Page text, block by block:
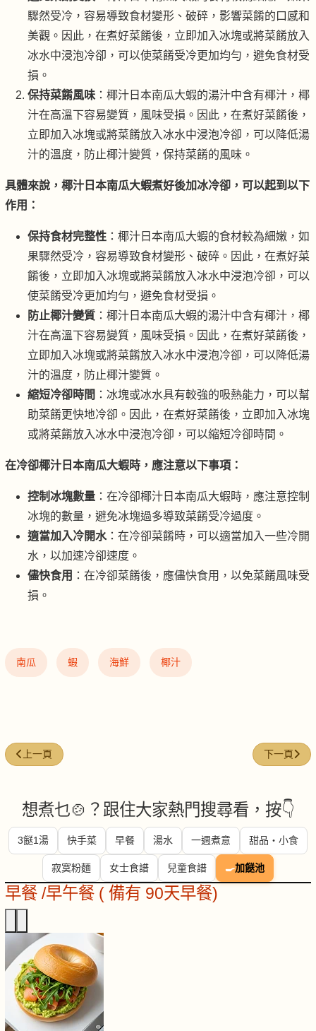
驟然受冷，容易導致食材變形、破碎，影響菜餚的口感和
美觀。因此，在煮好菜餚後，立即加入冰塊或將菜餚放入
冰水中浸泡冷卻，可以使菜餚受冷更加均勻，避免食材受
損。
保持菜餚風味 ：椰汁日本南瓜大蝦的湯汁中含有椰汁，椰
汁在高溫下容易變質，風味受損。因此，在煮好菜餚後，
立即加入冰塊或將菜餚放入冰水中浸泡冷卻，可以降低湯
汁的溫度，防止椰汁變質，保持菜餚的風味。
具體來說，椰汁日本南瓜大蝦煮好後加冰冷卻，可以起到以下
作用：
保持食材完整性 ：椰汁日本南瓜大蝦的食材較為細嫩，如
果驟然受冷，容易導致食材變形、破碎。因此，在煮好菜
餚後，立即加入冰塊或將菜餚放入冰水中浸泡冷卻，可以
使菜餚受冷更加均勻，避免食材受損。
防止椰汁變質 ：椰汁日本南瓜大蝦的湯汁中含有椰汁，椰
汁在高溫下容易變質，風味受損。因此，在煮好菜餚後，
立即加入冰塊或將菜餚放入冰水中浸泡冷卻，可以降低湯
汁的溫度，防止椰汁變質。
縮短冷卻時間 ：冰塊或冰水具有較強的吸熱能力，可以幫
助菜餚更快地冷卻。因此，在煮好菜餚後，立即加入冰塊
或將菜餚放入冰水中浸泡冷卻，可以縮短冷卻時間。
在冷卻椰汁日本南瓜大蝦時，應注意以下事項：
控制冰塊數量 ：在冷卻椰汁日本南瓜大蝦時，應注意控制
冰塊的數量，避免冰塊過多導致菜餚受冷過度。
適當加入冷開水：在冷卻菜餚時，可以適當加入一些冷開
水，以加速冷卻速度。
儘快食用 ：在冷卻菜餚後，應儘快食用，以免菜餚風味受
損。
南瓜 蝦 海鮮 椰汁
上一篇文章: 荷葉龍蝦糯米飯
上一頁 下一篇文章
下一頁
想煮乜🍲？跟住大家熱門搜尋看，按👇
3餸1湯 快手菜 早餐 湯水 一週煮意 甜品・小食
寂寞粉麵 女士食譜 兒童食譜 🍳加餸池
早餐 /早午餐 ( 備有 90天早餐)